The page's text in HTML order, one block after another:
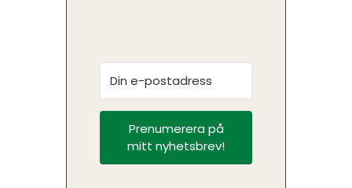
Prenumerera på
mitt nyhetsbrev!